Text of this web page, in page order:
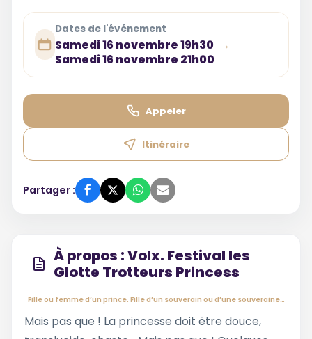
Dates de l'événement
Samedi 16 novembre 19h30 →
Samedi 16 novembre 21h00
Appeler
Itinéraire
Partager :
À propos : Volx. Festival les
Glotte Trotteurs Princess
Fille ou femme d’un prince. Fille d’un souverain ou d’une souveraine…
Mais pas que ! La princesse doit être douce,